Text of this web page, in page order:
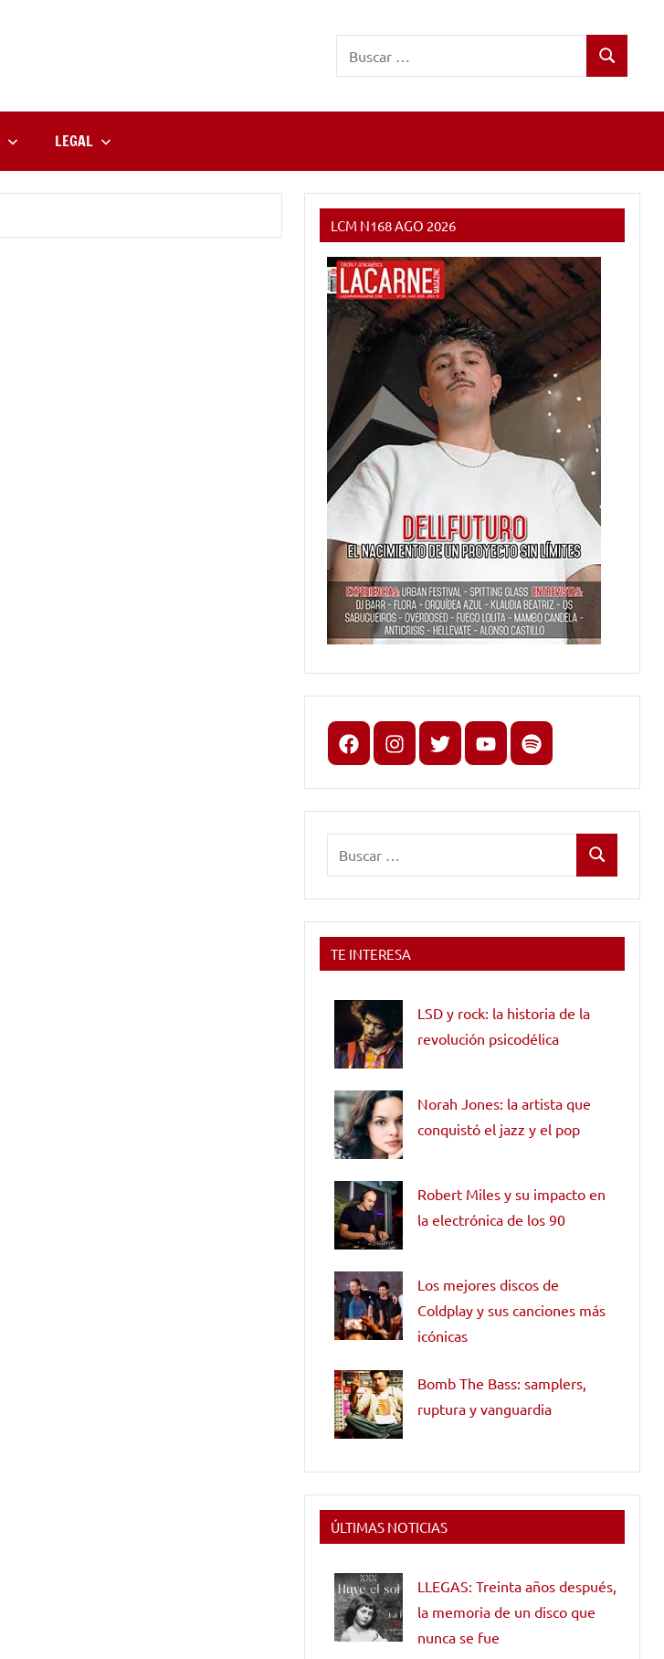
Buscar
LEGAL
LCM N168 AGO 2026
FacebookInstagram
X youtubespotify
Buscar
TE INTERESA
LSD y rock: la historia de la
revolución psicodélica
Norah Jones: la artista que
conquistó el jazz y el pop
Robert Miles y su impacto en
la electrónica de los 90
Los mejores discos de
Coldplay y sus canciones más
icónicas
Bomb The Bass: samplers,
ruptura y vanguardia
ÚLTIMAS NOTICIAS
LLEGAS: Treinta años después,
la memoria de un disco que
nunca se fue